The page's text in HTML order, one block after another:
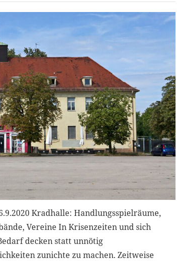
Kradhalle: Handlungsspielräume,
Vereine In Krisenzeiten und sich
decken statt unnötig
zunichte zu machen. Zeitweise